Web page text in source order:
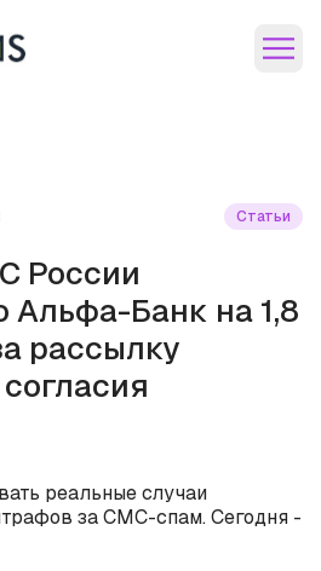
Статьи
России
Альфа-Банк на 1,8
рассылку
реальные случаи
за СМС-спам. Сегодня -